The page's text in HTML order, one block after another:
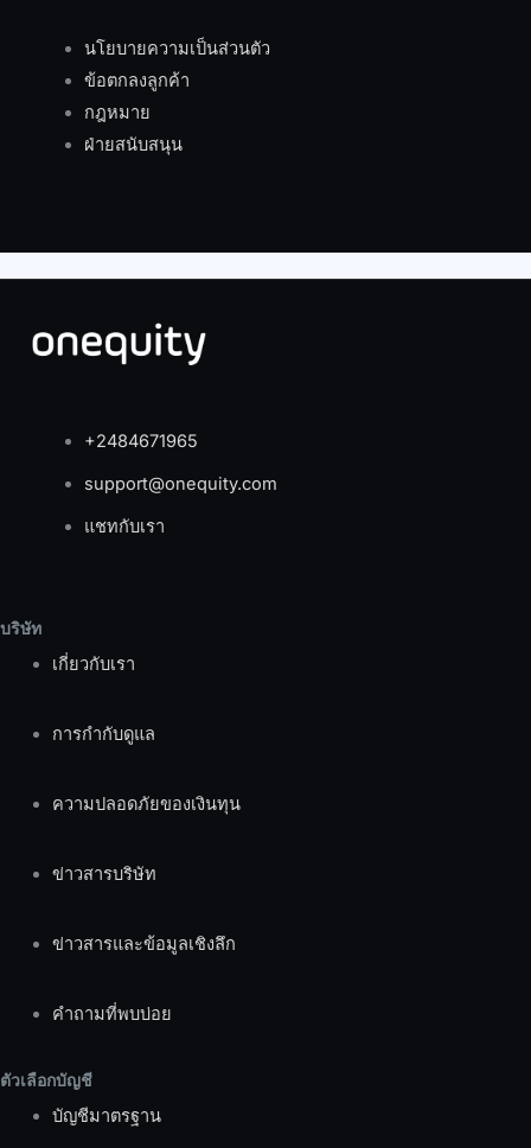
นโยบายความเป็นส่วนตัว
ข้อตกลงลูกค้า
กฎหมาย
ฝ่ายสนับสนุน
+2484671965
support@onequity.com
แชทกับเรา
บริษัท
เกี่ยวกับเรา
การกำกับดูแล
ความปลอดภัยของเงินทุน
ข่าวสารบริษัท
ข่าวสารและข้อมูลเชิงลึก
คำถามที่พบบ่อย
ตัวเลือกบัญชี
บัญชีมาตรฐาน